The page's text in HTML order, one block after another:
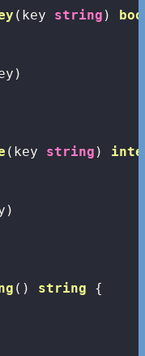
(key string )
(key string )
() string {